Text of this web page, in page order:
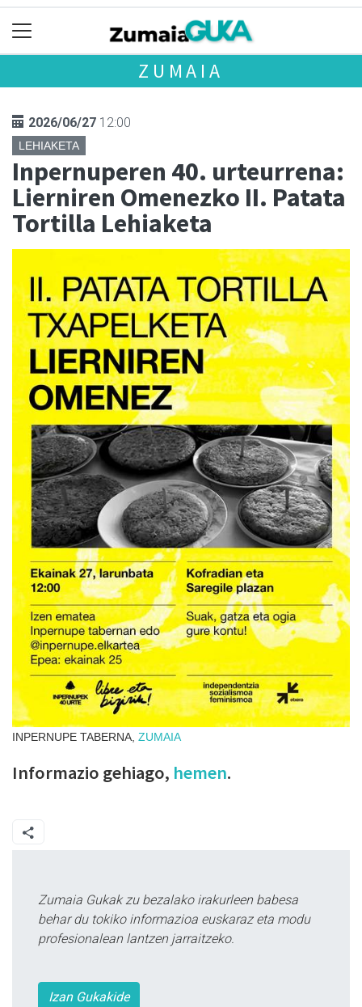
ZUMAIA
2026/06/27 12:00
LEHIAKETA
Inpernuperen 40. urteurrena:
Lierniren Omenezko II. Patata
Tortilla Lehiaketa
INPERNUPE TABERNA, ZUMAIA
Informazio gehiago, hemen.
Zumaia Gukak zu bezalako irakurleen babesa
behar du tokiko informazioa euskaraz eta modu
profesionalean lantzen jarraitzeko.
Izan Gukakide